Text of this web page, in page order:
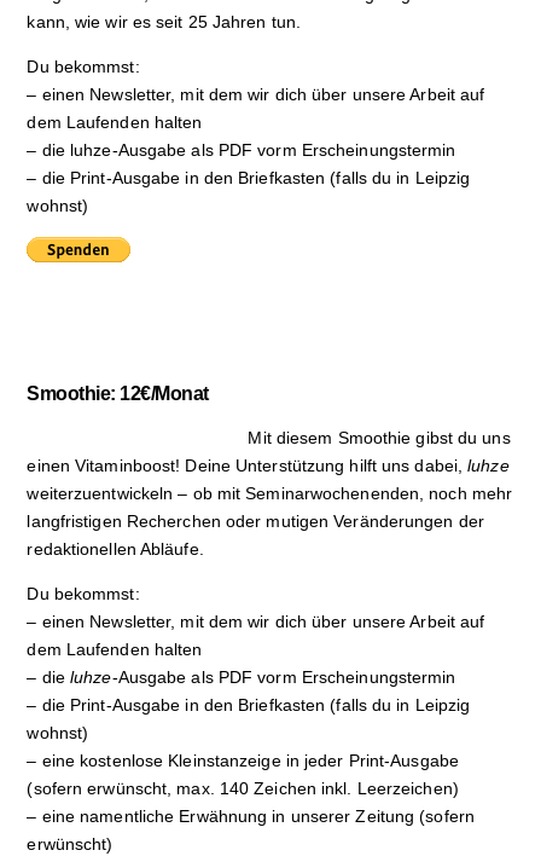
kann, wie wir es seit 25 Jahren tun.
Du bekommst:
– einen Newsletter, mit dem wir dich über unsere Arbeit auf
dem Laufenden halten
– die luhze-Ausgabe als PDF vorm Erscheinungstermin
– die Print-Ausgabe in den Briefkasten (falls du in Leipzig
wohnst)
Smoothie: 12€/Monat
Mit diesem Smoothie gibst du uns
einen Vitaminboost! Deine Unterstützung hilft uns dabei,luhze
weiterzuentwickeln – ob mit Seminarwochenenden, noch mehr
langfristigen Recherchen oder mutigen Veränderungen der
redaktionellen Abläufe.
Du bekommst:
– einen Newsletter, mit dem wir dich über unsere Arbeit auf
dem Laufenden halten
– dieluhze-Ausgabe als PDF vorm Erscheinungstermin
– die Print-Ausgabe in den Briefkasten (falls du in Leipzig
wohnst)
– eine kostenlose Kleinstanzeige in jeder Print-Ausgabe
(sofern erwünscht, max. 140 Zeichen inkl. Leerzeichen)
– eine namentliche Erwähnung in unserer Zeitung (sofern
erwünscht)